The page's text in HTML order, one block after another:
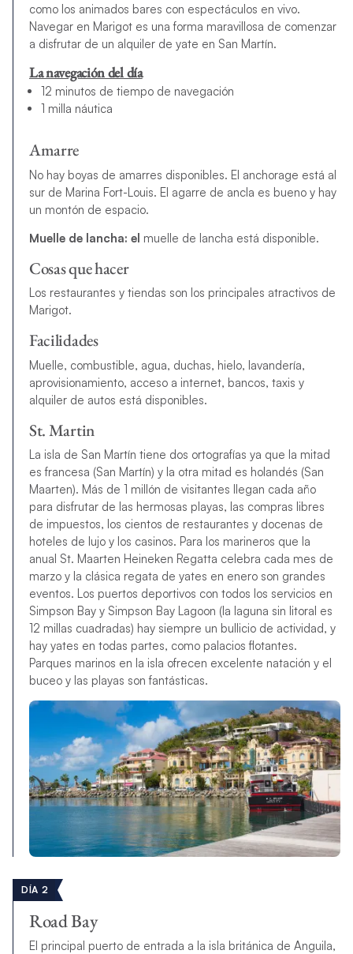
como los animados bares con espectáculos en vivo.
Navegar en Marigot es una forma maravillosa de comenzar
a disfrutar de un alquiler de yate en San Martín.
La navegación del día
12 minutos de tiempo de navegación
1 milla náutica
Amarre
No hay boyas de amarres disponibles. El anchorage está al
sur de Marina Fort-Louis. El agarre de ancla es bueno y hay
un montón de espacio.
Muelle de lancha: el muelle de lancha está disponible.
Cosas que hacer
Los restaurantes y tiendas son los principales atractivos de
Marigot.
Facilidades
Muelle, combustible, agua, duchas, hielo, lavandería,
aprovisionamiento, acceso a internet, bancos, taxis y
alquiler de autos está disponibles.
St. Martin
La isla de San Martín tiene dos ortografías ya que la mitad
es francesa (San Martín) y la otra mitad es holandés (San
Maarten). Más de 1 millón de visitantes llegan cada año
para disfrutar de las hermosas playas, las compras libres
de impuestos, los cientos de restaurantes y docenas de
hoteles de lujo y los casinos. Para los marineros que la
anual St. Maarten Heineken Regatta celebra cada mes de
marzo y la clásica regata de yates en enero son grandes
eventos. Los puertos deportivos con todos los servicios en
Simpson Bay y Simpson Bay Lagoon (la laguna sin litoral es
12 millas cuadradas) hay siempre un bullicio de actividad, y
hay yates en todas partes, como palacios flotantes.
Parques marinos en la isla ofrecen excelente natación y el
buceo y las playas son fantásticas.
DÍA 2
Road Bay
El principal puerto de entrada a la isla británica de Anguila,